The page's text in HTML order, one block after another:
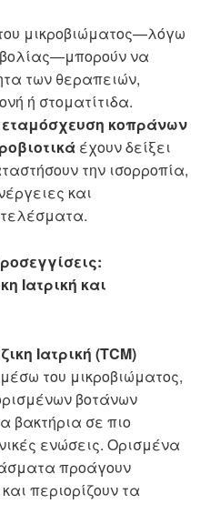
μικροβιώματος—λόγω
να
των θεραπειών,
ή στοματίτιδα.
κοπράνων
έχουν δείξει
την ισορροπία,
και
Ιατρική και
Ιατρική (TCM)
του μικροβιώματος,
βοτάνων
βακτήρια σε πιο
ενώσεις. Ορισμένα
προάγουν
περιορίζουν τα